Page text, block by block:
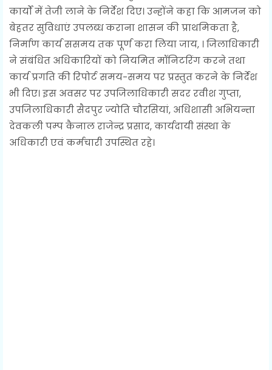
कार्यों में तेजी लाने के निर्देश दिए। उन्होंने कहा कि आमजन को
बेहतर सुविधाएं उपलब्ध कराना शासन की प्राथमिकता है,
निर्माण कार्य ससमय तक पूर्ण करा लिया जाय, । जिलाधिकारी
ने संबंधित अधिकारियों को नियमित मॉनिटरिंग करने तथा
कार्य प्रगति की रिपोर्ट समय-समय पर प्रस्तुत करने के निर्देश
भी दिए। इस अवसर पर उपजिलाधिकारी सदर रवीश गुप्ता,
उपजिलाधिकारी सैदपुर ज्योति चौरसियां, अधिशासी अभियन्ता
देवकली पम्प कैनाल राजेन्द्र प्रसाद, कार्यदायी संस्था के
अधिकारी एवं कर्मचारी उपस्थित रहे।